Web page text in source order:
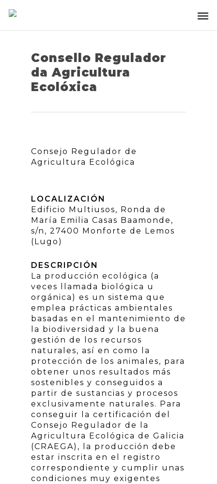
Consello Regulador
da Agricultura
Ecolóxica
Consejo Regulador de
Agricultura Ecológica
LOCALIZACIÓN
Edificio Multiusos, Ronda de
María Emilia Casas Baamonde,
s/n, 27400 Monforte de Lemos
(Lugo)
DESCRIPCIÓN
La producción ecológica (a
veces llamada biológica u
orgánica) es un sistema que
emplea prácticas ambientales
basadas en el mantenimiento de
la biodiversidad y la buena
gestión de los recursos
naturales, así en como la
protección de los animales, para
obtener unos resultados más
sostenibles y conseguidos a
partir de sustancias y procesos
exclusivamente naturales. Para
conseguir la certificación del
Consejo Regulador de la
Agricultura Ecológica de Galicia
(CRAEGA), la producción debe
estar inscrita en el registro
correspondiente y cumplir unas
condiciones muy exigentes